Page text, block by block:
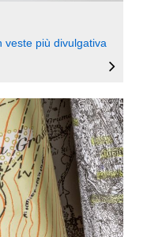
veste più divulgativa